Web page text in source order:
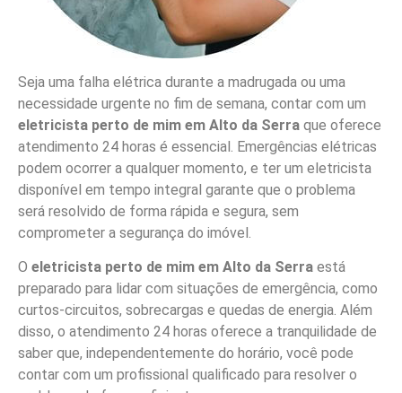
Seja uma falha elétrica durante a madrugada ou uma
necessidade urgente no fim de semana, contar com um
eletricista perto de mim em Alto da Serra que oferece
atendimento 24 horas é essencial. Emergências elétricas
podem ocorrer a qualquer momento, e ter um eletricista
disponível em tempo integral garante que o problema
será resolvido de forma rápida e segura, sem
comprometer a segurança do imóvel.
O eletricista perto de mim em Alto da Serra está
preparado para lidar com situações de emergência, como
curtos-circuitos, sobrecargas e quedas de energia. Além
disso, o atendimento 24 horas oferece a tranquilidade de
saber que, independentemente do horário, você pode
contar com um profissional qualificado para resolver o